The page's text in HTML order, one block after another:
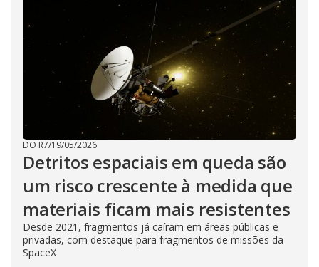
DO R7/19/05/2026
Detritos espaciais em queda são
um risco crescente à medida que
materiais ficam mais resistentes
Desde 2021, fragmentos já caíram em áreas públicas e
privadas, com destaque para fragmentos de missões da
SpaceX